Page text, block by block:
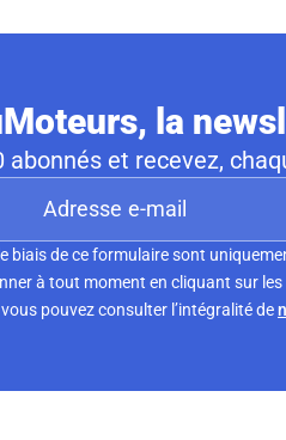
la
abonnés et recevez,
biais de ce formulaire sont
à tout moment en cliquant sur
pouvez consulter l’intégralité de